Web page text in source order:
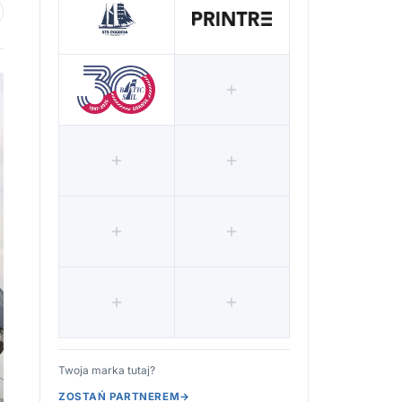
ulubionych
Twoja marka tutaj?
ZOSTAŃ PARTNEREM→